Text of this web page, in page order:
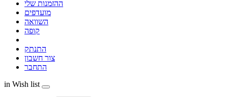
ההזמנות שלי
מועדפים
השוואה
קופה
התנתק
צור חשבון
התחבר
in Wish list